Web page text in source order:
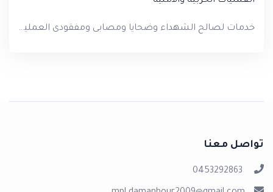
خدمات لصالح الشهداء وضحايا ومصابى ومفقودى العمليات الحربية والأمنية
تواصل معنا
0453292863